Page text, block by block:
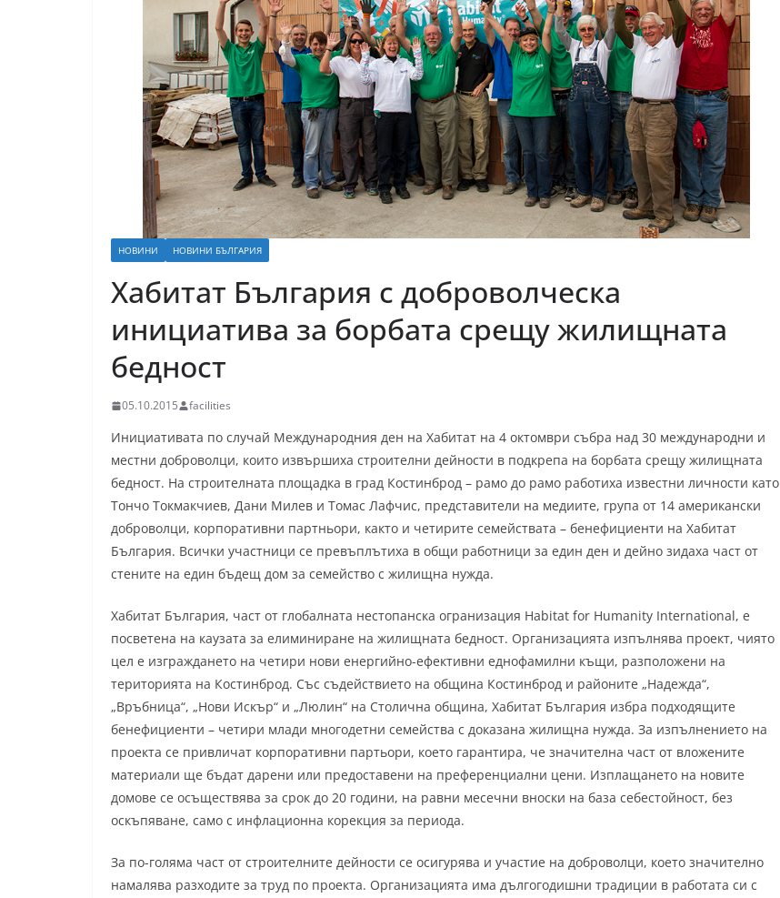
НОВИНИ НОВИНИ БЪЛГАРИЯ
Хабитат България с доброволческа
инициатива за борбата срещу жилищната
бедност
05.10.2015 facilities
Инициативата по случай Международния ден на Хабитат на 4 октомври събра над 30 международни и
местни доброволци, които извършиха строителни дейности в подкрепа на борбата срещу жилищната
бедност. На строителната площадка в град Костинброд – рамо до рамо работиха известни личности като
Тончо Токмакчиев, Дани Милев и Томас Лафчис, представители на медиите, група от 14 американски
доброволци, корпоративни партньори, както и четирите семействата – бенефициенти на Хабитат
България. Всички участници се превъплътиха в общи работници за един ден и дейно зидаха част от
стените на един бъдещ дом за семейство с жилищна нужда.
Хабитат България, част от глобалната нестопанска огранизация Habitat for Humanity International, е
посветена на каузата за елиминиране на жилищната бедност. Организацията изпълнява проект, чиято
цел е изграждането на четири нови енергийно-ефективни еднофамилни къщи, разположени на
територията на Костинброд. Със съдействието на община Костинброд и районите „Надежда“,
„Връбница“, „Нови Искър“ и „Люлин“ на Столична община, Хабитат България избра подходящите
бенефициенти – четири млади многодетни семейства с доказана жилищна нужда. За изпълнението на
проекта се привличат корпоративни партьори, което гарантира, че значителна част от вложените
материали ще бъдат дарени или предоставени на преференциални цени. Изплащането на новите
домове се осъществява за срок до 20 години, на равни месечни вноски на база себестойност, без
оскъпяване, само с инфлационна корекция за периода.
За по-голяма част от строителните дейности се осигурява и участие на доброволци, което значително
намалява разходите за труд по проекта. Организацията има дългогодишни традиции в работата си с